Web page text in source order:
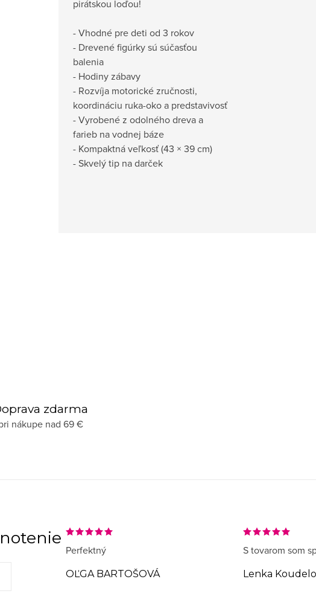
pirátskou loďou!
- Vhodné pre deti od 3 rokov
- Drevené figúrky sú súčasťou
balenia
- Hodiny zábavy
- Rozvíja motorické zručnosti,
koordináciu ruka-oko a predstavivosť
- Vyrobené z odolného dreva a
farieb na vodnej báze
- Kompaktná veľkosť (43 × 39 cm)
- Skvelý tip na darček
zdarma
nákupe nad 69 €
Perfektný
OĽGA BARTOŠOVÁ
S tovarom som
Lenka